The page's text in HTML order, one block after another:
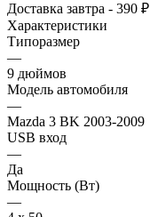
Доставка завтра - 390 ₽
Характеристики
Типоразмер
—
9 дюймов
Модель автомобиля
—
Mazda 3 BK 2003-2009
USB вход
—
Да
Мощность (Вт)
—